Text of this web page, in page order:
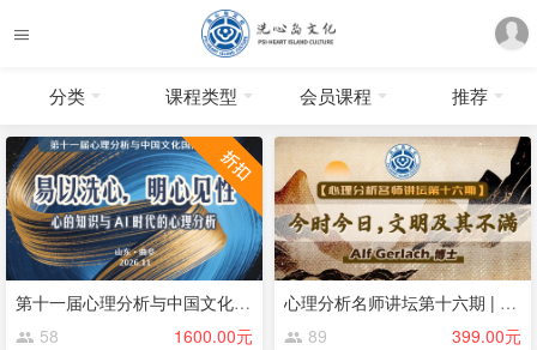
分类 课程类型 会员课程 推荐
第十一届心理分析与中国文化论坛
58
1600.00元
心理分析名师讲坛第十六期 | 今时今日，文明及其不满 | Alf Gerlach
89
399.00元